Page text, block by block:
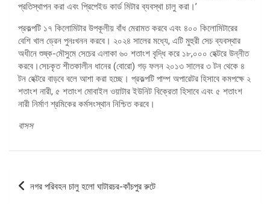
প্রতিস্থাপন করা এবং প্রিপেইড কার্ড মিটার ব্যবস্থা চালু করা।’
প্রকল্পটি ১৭ কিলোমিটার উপকূলীয় বাঁধ মেরামত করবে এবং ৪০০ কিলোমিটারের
বেশি খাল ড্রেন পুনঃখনন করবে। ২০২৪ সালের মধ্যে, এটি মুহুরী সেচ ব্যবস্থার
অধীনে শুষ্ক-মৌসুমে সেচের এলাকা ৬০ শতাংশ বৃদ্ধি করে ১৮,০০০ হেক্টরে উন্নীত
করবে।সেচকৃত শীতকালীন ধানের (বোরো) গড় ফলন ২০১৩ সালের ৩ টন থেকে ৪
টন হেক্টরে বাড়বে বলে আশা করা হচ্ছে। প্রকল্পটি পাম্প অপারেটর হিসাবে কমপক্ষে ২
শতাংশ নারী, ৫ শতাংশ মোবাইল ওয়াটার ইউনিট বিক্রেতা হিসাবে এবং ৫ শতাংশ
নারী নির্মাণ শ্রমিকের কর্মসংস্থান নিশ্চিত করবে।
বাসস
পোস্ট
নগর পরিবহন চালু হলো ঘাটারচর-কাঁচপুর রুটে